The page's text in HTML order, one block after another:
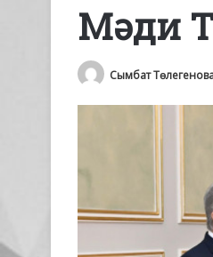
Мәди
Сымбат